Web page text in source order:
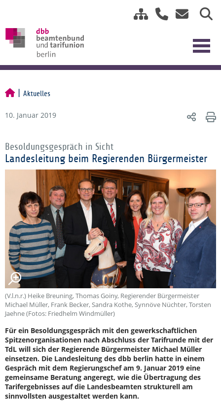
Aktuelles
10. Januar 2019
Besoldungsgespräch in Sicht
Landesleitung beim Regierenden Bürgermeister
(V.l.n.r.) Heike Breuning, Thomas Goiny, Regierender Bürgermeister
Michael Müller, Frank Becker, Sandra Kothe, Synnöve Nüchter, Torsten
Jaehne (Fotos: Friedhelm Windmüller)
Für ein Besoldungsgespräch mit den gewerkschaftlichen
Spitzenorganisationen nach Abschluss der Tarifrunde mit der
TdL will sich der Regierende Bürgermeister Michael Müller
einsetzen. Die Landesleitung des dbb berlin hatte in einem
Gespräch mit dem Regierungschef am 9. Januar 2019 eine
gemeinsame Beratung angeregt, wie die Übertragung des
Tarifergebnisses auf die Landesbeamten strukturell am
sinnvollsten ausgestaltet werden kann.